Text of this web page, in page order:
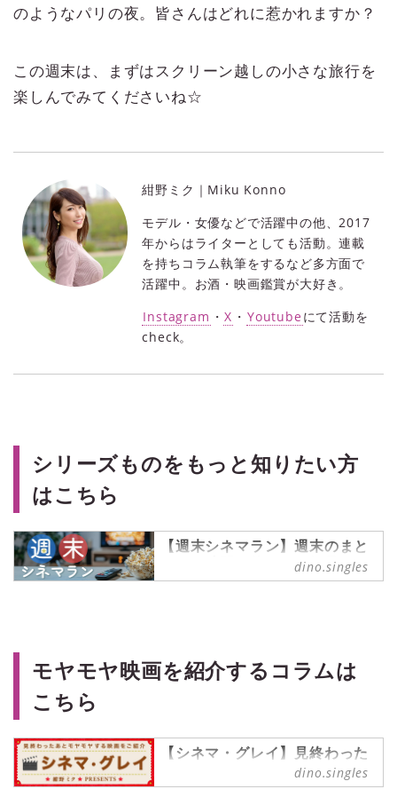
のようなパリの夜。皆さんはどれに惹かれますか？
この週末は、まずはスクリーン越しの小さな旅行を
楽しんでみてくださいね☆
紺野ミク｜Miku Konno
モデル・女優などで活躍中の他、2017
年からはライターとしても活動。連載
を持ちコラム執筆をするなど多方面で
活躍中。お酒・映画鑑賞が大好き。
Instagram ・ X ・ Youtube にて活動を
check。
シリーズものをもっと知りたい方
はこちら
【週末シネマラン】週末のまと
まった時間を使って一気見した
い、シリーズものの映画やドラ
点を当てた情報サイトです。パート
ナーの有無に関わらず、自分らしい
dino.singles
モヤモヤ映画を紹介するコラムは
こちら
【シネマ・グレイ】見終わった
あとモヤモヤする映画を紹介
中！
dino.singles